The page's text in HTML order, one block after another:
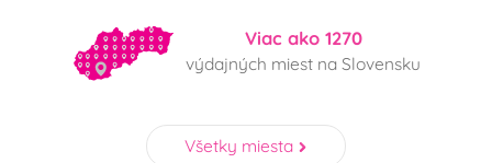
Viac ako 1270
výdajných miest na Slovensku
Všetky miesta